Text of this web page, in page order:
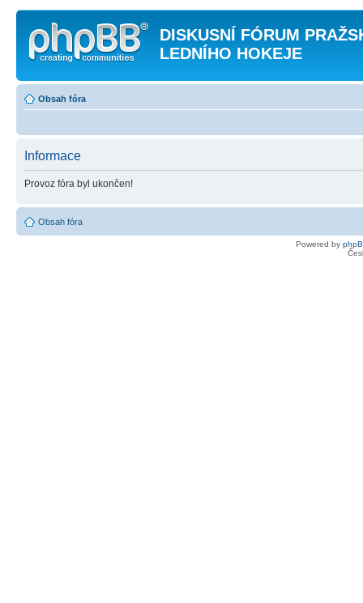
DISKUSNÍ FÓRUM
LEDNÍHO HOKEJE
Obsah fóra
Informace
Provoz fóra byl ukončen!
Obsah fóra
Powered by